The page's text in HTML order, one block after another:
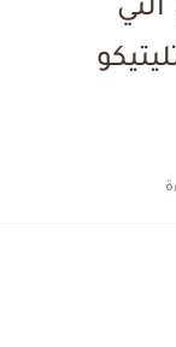
حنبعل المجبري